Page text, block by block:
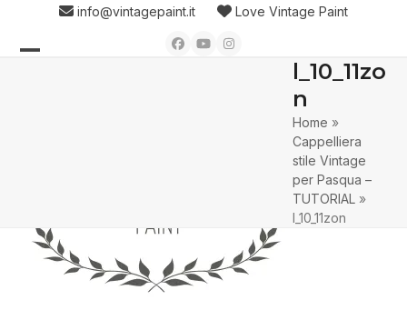
content
info@vintagepaint.it Love Vintage Paint
Facebook
YouTubeInstagram
l_10_11zo
n
Home »
Cappelliera
stile Vintage
per Pasqua –
TUTORIAL »
l_10_11zon